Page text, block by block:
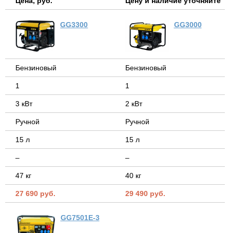
GG3300
Бензиновый
1
3 кВт
Ручной
15 л
–
47 кг
27 690 руб.
GG3000
Бензиновый
1
2 кВт
Ручной
15 л
–
40 кг
29 490 руб.
GG7501E-3